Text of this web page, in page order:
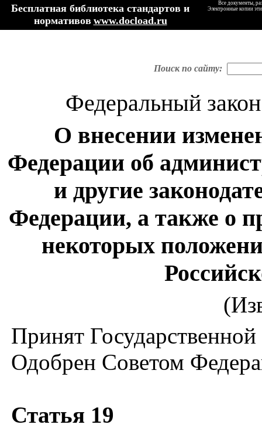
Бесплатная библиотека стандартов и
нормативов www.docload.ru
Все документы,
Электронные копии
Поиск по сайту:
Федеральный
О внесении
Федерации об
и другие
Федерации, а также о
некоторых
Принят
Одобрен Советом
Статья 19